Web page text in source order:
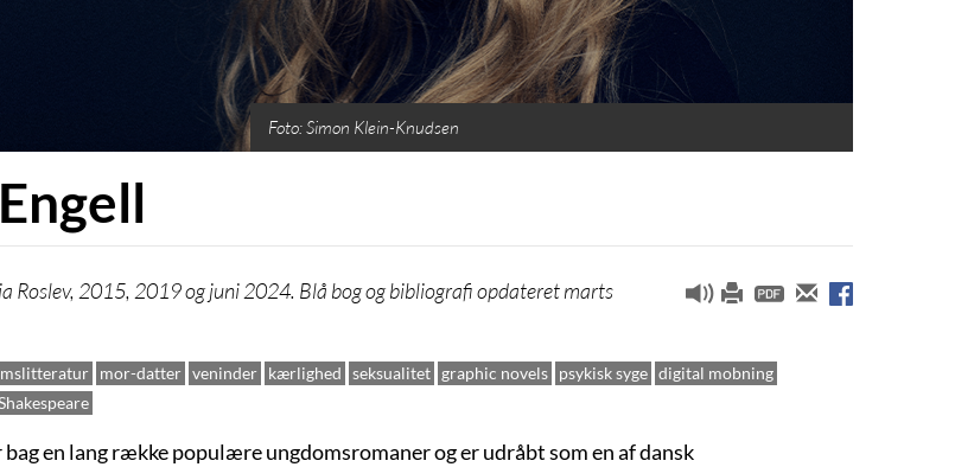
Foto: Simon Klein-Knudsen
Roslev, 2015, 2019 og juni 2024. Blå bog og bibliografi opdateret marts
mor-datter veninder kærlighed seksualitet graphic novels psykisk syge digital mobning
bag en lang række populære ungdomsromaner og er udråbt som en af dansk